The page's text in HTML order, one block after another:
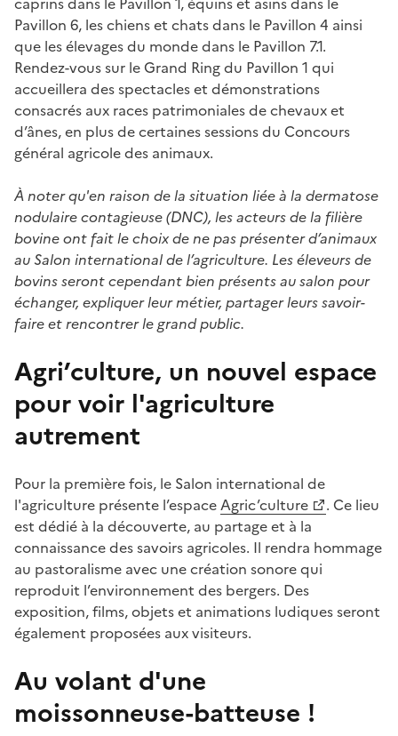
Pavillon 6, les chiens et chats dans le Pavillon 4 ainsi
que les élevages du monde dans le Pavillon 7.1.
Rendez-vous sur le Grand Ring du Pavillon 1 qui
accueillera des spectacles et démonstrations
consacrés aux races patrimoniales de chevaux et
d’ânes, en plus de certaines sessions du Concours
général agricole des animaux.
À noter qu'en raison de la situation liée à la dermatose
nodulaire contagieuse (DNC), les acteurs de la filière
bovine ont fait le choix de ne pas présenter d’animaux
au Salon international de l’agriculture. Les éleveurs de
bovins seront cependant bien présents au salon pour
échanger, expliquer leur métier, partager leurs savoir-
faire et rencontrer le grand public.
Agri’culture, un nouvel espace
pour voir l'agriculture
autrement
Pour la première fois, le Salon international de
l'agriculture présente l’espaceAgric’culture
. Ce lieu
est dédié à la découverte, au partage et à la
connaissance des savoirs agricoles. Il rendra hommage
au pastoralisme avec une création sonore qui
reproduit l’environnement des bergers. Des
exposition, films, objets et animations ludiques seront
également proposées aux visiteurs.
Au volant d'une
moissonneuse-batteuse !